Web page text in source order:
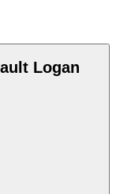
Logan